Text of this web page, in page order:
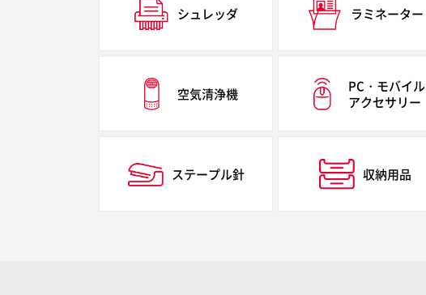
シュレッダ ラミネーター
空気清浄機
PC・モバイル
アクセサリー
ステープル針 収納用品